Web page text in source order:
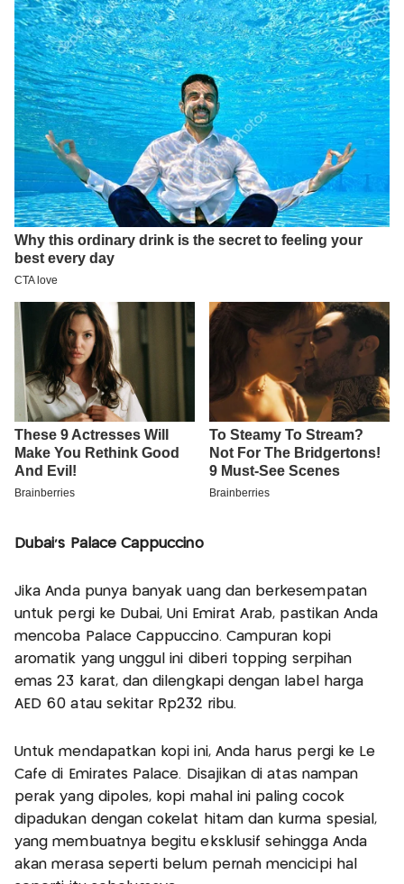
Dubai’s Palace Cappuccino
Jika Anda punya banyak uang dan berkesempatan
untuk pergi ke Dubai, Uni Emirat Arab, pastikan Anda
mencoba Palace Cappuccino. Campuran kopi
aromatik yang unggul ini diberi topping serpihan
emas 23 karat, dan dilengkapi dengan label harga
AED 60 atau sekitar Rp232 ribu.
Untuk mendapatkan kopi ini, Anda harus pergi ke Le
Café di Emirates Palace. Disajikan di atas nampan
perak yang dipoles, kopi mahal ini paling cocok
dipadukan dengan cokelat hitam dan kurma spesial,
yang membuatnya begitu eksklusif sehingga Anda
akan merasa seperti belum pernah mencicipi hal